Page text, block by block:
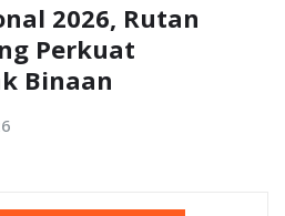
2026, Rutan
Perkuat
Binaan